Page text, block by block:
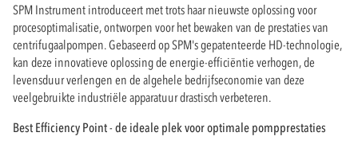
SPM Instrument introduceert met trots haar nieuwste oplossing voor
procesoptimalisatie, ontworpen voor het bewaken van de prestaties van
centrifugaalpompen. Gebaseerd op SPM's gepatenteerde HD-technologie,
kan deze innovatieve oplossing de energie-efficiëntie verhogen, de
levensduur verlengen en de algehele bedrijfseconomie van deze
veelgebruikte industriële apparatuur drastisch verbeteren.
Best Efficiency Point - de ideale plek voor optimale pompprestaties